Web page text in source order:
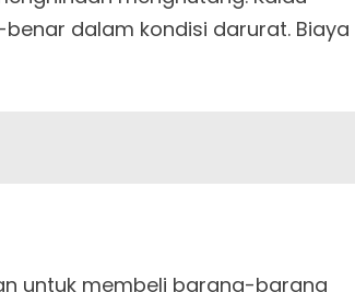
dalam kondisi darurat. Biaya
untuk membeli barang-barang